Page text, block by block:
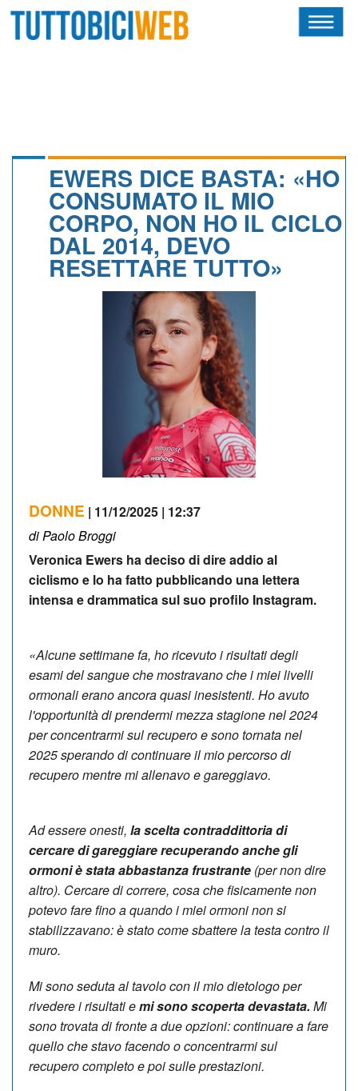
CALENDARIO
ALBI D'ORO
EWERS DICE BASTA: «HO
CONSUMATO IL MIO
CORPO, NON HO IL CICLO
DAL 2014, DEVO
RESETTARE TUTTO»
DONNE | 11/12/2025 | 12:37
di Paolo Broggi
Veronica Ewers ha deciso di dire addio al
ciclismo e lo ha fatto pubblicando una lettera
intensa e drammatica sul suo profilo Instagram.
«Alcune settimane fa, ho ricevuto i risultati degli
esami del sangue che mostravano che i miei livelli
ormonali erano ancora quasi inesistenti. Ho avuto
l'opportunità di prendermi mezza stagione nel 2024
per concentrarmi sul recupero e sono tornata nel
2025 sperando di continuare il mio percorso di
recupero mentre mi allenavo e gareggiavo.
Ad essere onesti, la scelta contraddittoria di
cercare di gareggiare recuperando anche gli
ormoni è stata abbastanza frustrante (per non dire
altro). Cercare di correre, cosa che fisicamente non
potevo fare fino a quando i miei ormoni non si
stabilizzavano: è stato come sbattere la testa contro il
muro.
Mi sono seduta al tavolo con il mio dietologo per
rivedere i risultati emi sono scoperta devastata. Mi
sono trovata di fronte a due opzioni: continuare a fare
quello che stavo facendo o concentrarmi sul
recupero completo e poi sulle prestazioni.